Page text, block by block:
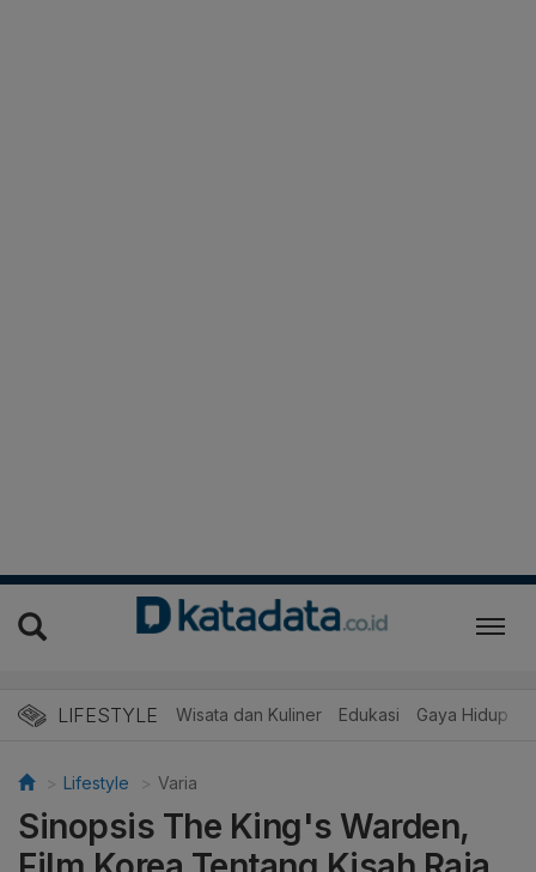
LIFESTYLE Wisata dan Kuliner Edukasi Gaya Hidup
Lifestyle Varia
Sinopsis The King's Warden,